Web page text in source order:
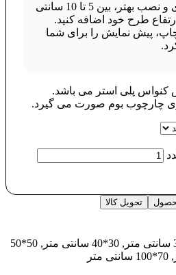
برای اندازه گیری و نصب بهتر، بین 5 تا 10 سانتی
طرح خود اضافه کنید.
پیش نمایش را برای شما
کنواس پلی استر می باشد.
چارچوب بوم صورت می گیرد.
تحویل کالا
20*30 سانتی متر, 30*30 سانتی متر, 30*40 سانتی متر, 50*50